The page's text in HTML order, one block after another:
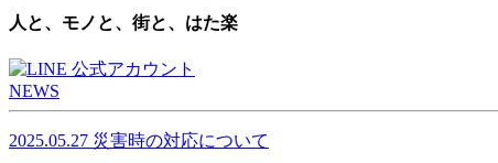
人と、モノと、街と、はた楽
NEWS
2025.05.27 災害時の対応について